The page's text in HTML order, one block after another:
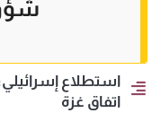
استطلاع
اتفاق غزة